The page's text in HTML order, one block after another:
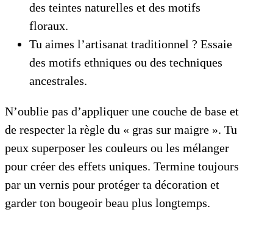
des teintes naturelles et des motifs
floraux.
Tu aimes l’artisanat traditionnel ? Essaie
des motifs ethniques ou des techniques
ancestrales.
N’oublie pas d’appliquer une couche de base et
de respecter la règle du « gras sur maigre ». Tu
peux superposer les couleurs ou les mélanger
pour créer des effets uniques. Termine toujours
par un vernis pour protéger ta décoration et
garder ton bougeoir beau plus longtemps.